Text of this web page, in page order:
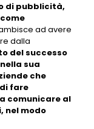
di pubblicità,
ad avere
dalla
del successo
sua
che
fare
comunicare al
nel modo